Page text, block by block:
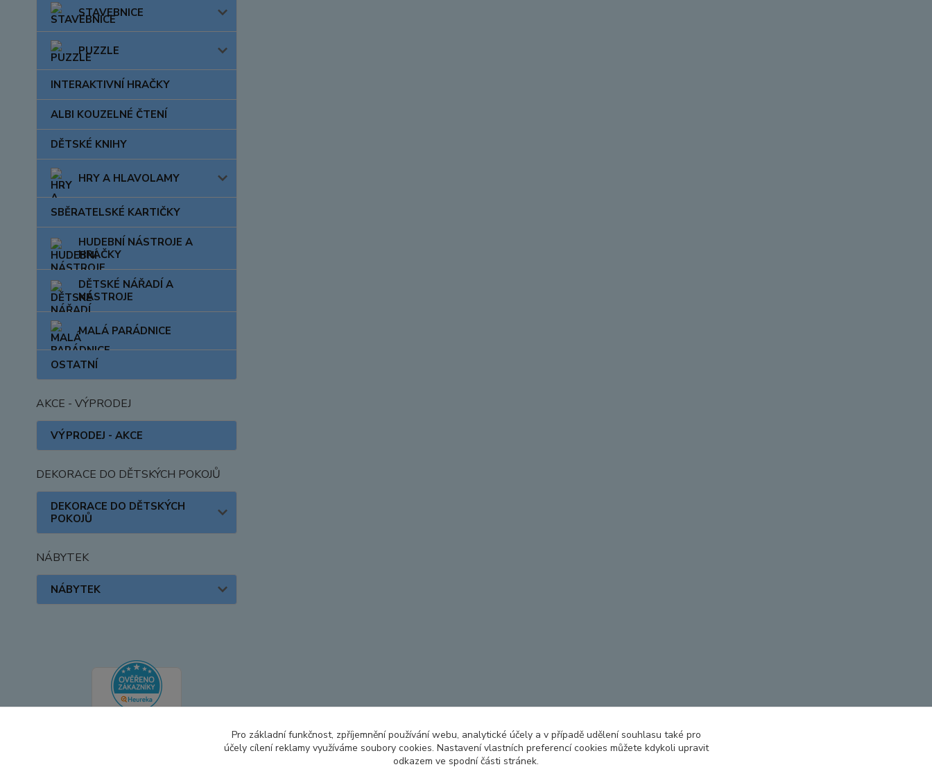
STAVEBNICE
PUZZLE
INTERAKTIVNÍ HRAČKY
ALBI KOUZELNÉ ČTENÍ
DĚTSKÉ KNIHY
HRY A HLAVOLAMY
SBĚRATELSKÉ KARTIČKY
HUDEBNÍ NÁSTROJE A
HRAČKY
DĚTSKÉ NÁŘADÍ A
NÁSTROJE
MALÁ PARÁDNICE
OSTATNÍ
AKCE - VÝPRODEJ
VÝPRODEJ - AKCE
DEKORACE DO DĚTSKÝCH POKOJŮ
DEKORACE DO DĚTSKÝCH
POKOJŮ
NÁBYTEK
NÁBYTEK
Pro základní funkčnost, zpříjemnění používání webu, analytické účely a v případě udělení souhlasu také pro
účely cílení reklamy využíváme soubory cookies. Nastavení vlastních preferencí cookies můžete kdykoli upravit
odkazem ve spodní části stránek.